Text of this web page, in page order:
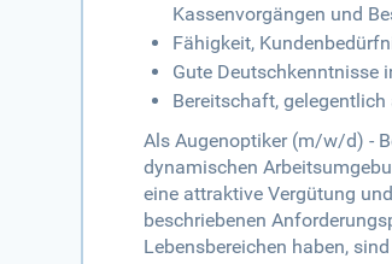
Kassenvorgängen und
Fähigkeit,
Gute Deutschkenntnisse
Bereitschaft,
Als Augenoptiker (m/w/d) -
dynamischen
eine attraktive Vergütung
beschriebenen
Lebensbereichen haben,